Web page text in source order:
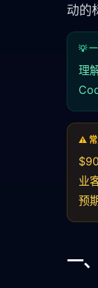
动的
💡
理
⚠️ 常
业
预
一